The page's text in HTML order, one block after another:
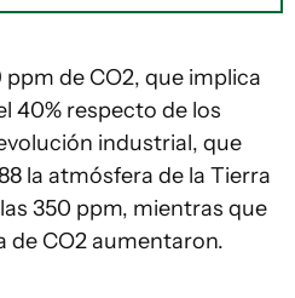
ppm de CO2, que implica
40% respecto de los
industrial, que
la atmósfera de la Tierra
350 ppm, mientras que
de CO2 aumentaron.